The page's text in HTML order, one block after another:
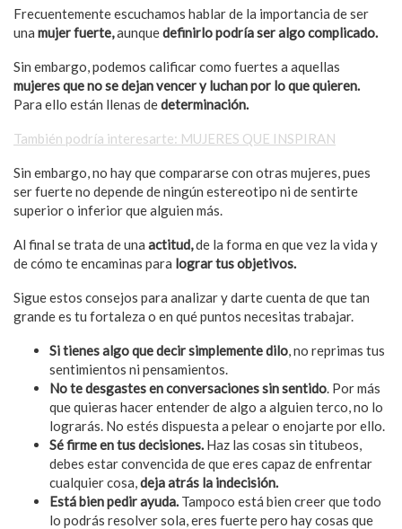
Frecuentemente escuchamos hablar de la importancia de ser
una mujer fuerte,aunquedefinirlo podría ser algo complicado.
Sin embargo, podemos calificar como fuertes a aquellas
mujeres que no se dejan vencer y luchan por lo que quieren.
Para ello están llenas dedeterminación.
También podría interesarte: MUJERES QUE INSPIRAN
Sin embargo, no hay que compararse con otras mujeres, pues
ser fuerte no depende de ningún estereotipo ni de sentirte
superior o inferior que alguien más.
Al final se trata de una actitud,de la forma en que vez la vida y
de cómo te encaminas para lograr tus objetivos.
Sigue estos consejos para analizar y darte cuenta de que tan
grande es tu fortaleza o en qué puntos necesitas trabajar.
Si tienes algo que decir simplemente dilo, no reprimas tus
sentimientos ni pensamientos.
No te desgastes en conversaciones sin sentido. Por más
que quieras hacer entender de algo a alguien terco, no lo
lograrás. No estés dispuesta a pelear o enojarte por ello.
Sé firme en tus decisiones. Haz las cosas sin titubeos,
debes estar convencida de que eres capaz de enfrentar
cualquier cosa,deja atrás la indecisión.
Está bien pedir ayuda. Tampoco está bien creer que todo
lo podrás resolver sola, eres fuerte pero hay cosas que